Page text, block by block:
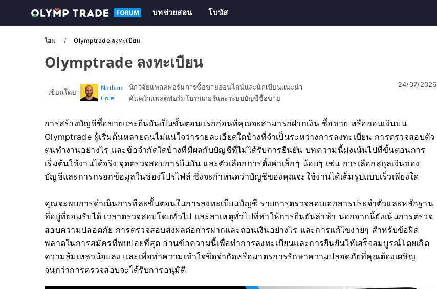
บทช่วยสอน โบนัส
โฮม Olymptrade ลงทะเบียน
Olymptrade ลงทะเบียน
เขียนโดย
Nathan
Cole
นักวิจัยแพลตฟอร์มการซื้อขายออนไลน์และนักเขียนแนะนำ
ค้นคว้าแพลตฟอร์มโบรกเกอร์และระบบบัญชีซื้อขาย
24/07/2026
การสร้างบัญชีซื้อขายและยืนยันเป็นขั้นตอนแรกก่อนที่คุณจะสามารถฝากเงิน ซื้อขาย หรือถอนเงินบน
Olymptrade ผู้เริ่มต้นหลายคนไม่แน่ใจว่ารายละเอียดใดบ้างที่จำเป็นระหว่างการลงทะเบียน การตรวจสอบตัว
ตนทำงานอย่างไร และข้อจำกัดใดบ้างที่มีผลกับบัญชีที่ไม่ได้รับการยืนยัน บทความนี้มุ่งเน้นไปที่ขั้นตอนการ
เริ่มต้นใช้งานได้จริง จุดตรวจสอบการยืนยัน และตัวเลือกการตั้งค่าเล็กๆ น้อยๆ เช่น การเลือกสกุลเงินของ
บัญชีและการกรอกข้อมูลในช่องโปรไฟล์ ซึ่งจะกำหนดว่าบัญชีของคุณจะใช้งานได้เต็มรูปแบบเร็วเพียงใด
คุณจะพบการดำเนินการทีละขั้นตอนในการลงทะเบียนบัญชี รายการตรวจสอบเอกสารประจำตัวและหลักฐาน
ที่อยู่ที่ยอมรับได้ เวลาตรวจสอบโดยทั่วไป และสาเหตุทั่วไปที่ทำให้การยืนยันล่าช้า นอกจากนี้ยังเน้นการตรวจ
สอบความปลอดภัย การตรวจสอบส่งผลต่อการฝากและถอนเงินอย่างไร และการแก้ไขง่ายๆ สำหรับข้อผิด
พลาดในการสมัครที่พบบ่อยที่สุด อ่านข้อความนี้เพื่อทำการลงทะเบียนและการยืนยันให้เสร็จสมบูรณ์โดยเกิด
ความล้มเหลวน้อยลง และเพื่อทำความเข้าใจขีดจำกัดหรือมาตรการรักษาความปลอดภัยที่คุณต้องเผชิญ
จนกว่าการตรวจสอบจะได้รับการอนุมัติ